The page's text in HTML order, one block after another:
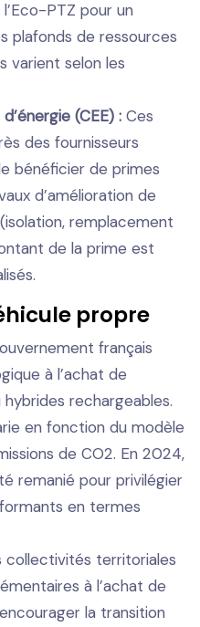
PTZ pour un
plafonds de ressources
varient selon les
(CEE) : Ces
des fournisseurs
bénéficier de primes
d’amélioration de
remplacement
de la prime est
propre
français
à l’achat de
rechargeables.
en fonction du modèle
de CO2. En 2024,
remanié pour privilégier
en termes
collectivités territoriales
à l’achat de
la transition